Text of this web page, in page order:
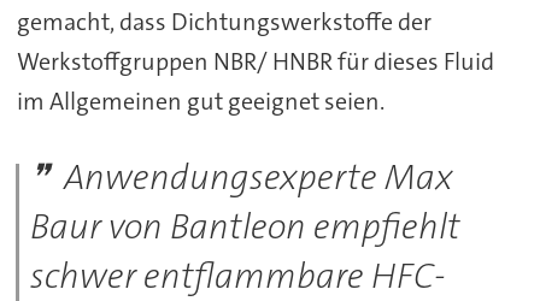
gemacht, dass Dichtungswerkstoffe der
Werkstoffgruppen NBR/ HNBR für dieses Fluid
im Allgemeinen gut geeignet seien.
Anwendungsexperte Max
Baur von Bantleon empfiehlt
schwer entflammbare HFC-